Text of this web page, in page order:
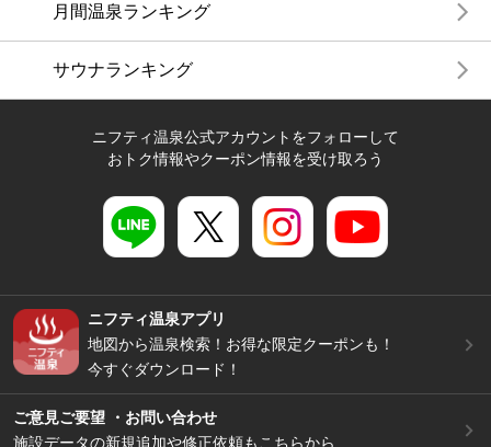
月間温泉ランキング
サウナランキング
ニフティ温泉公式アカウントをフォローして
おトク情報やクーポン情報を受け取ろう
ニフティ温泉アプリ
地図から温泉検索！お得な限定クーポンも！
今すぐダウンロード！
ご意見ご要望 ・お問い合わせ
施設データの新規追加や修正依頼もこちらから